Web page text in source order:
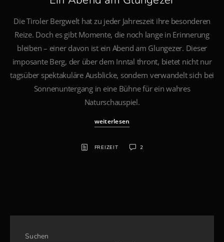
Die Tiroler Bergwelt hat zu jeder Jahreszeit ihre besonderen
Reize. Doch es gibt Momente, die noch lange in Erinnerung
bleiben – einer davon ist ein Abend am Glungezer. Dieser
imposante Berg, der über dem Inntal thront, bietet nicht nur
tagsüber spektakuläre Ausblicke, sondern verwandelt sich bei
Sonnenuntergang in eine Bühne für ein wahres
Naturschauspiel.
weiterlesen
FREIZEIT 2
Suchen